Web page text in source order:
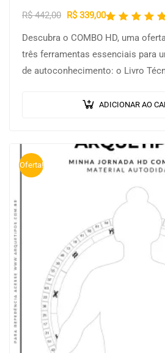
R$442,00 R$339,00
Descubra o COMBO HD, uma
três ferramentas essenciais para
de autoconhecimento: o Livro
ADICIONAR AO
Oferta!